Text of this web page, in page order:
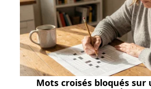
Mots croisés bloqués sur